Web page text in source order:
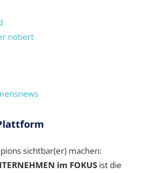
notiert
sichtbar(er) machen:
im FOKUS ist die